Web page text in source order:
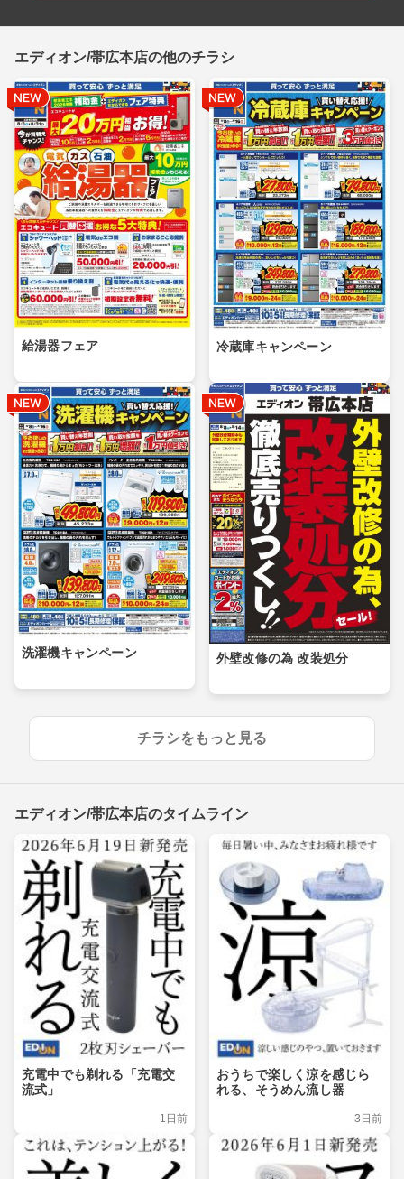
エディオン/帯広本店の他のチラシ
給湯器フェア 冷蔵庫キャンペーン
洗濯機キャンペーン 外壁改修の為 改装処分
チラシをもっと見る
エディオン/帯広本店のタイムライン
充電中でも剃れる「充電交
流式」
1日前
おうちで楽しく涼を感じら
れる、そうめん流し器
3日前